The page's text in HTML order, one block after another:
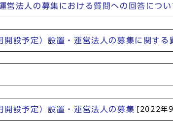
営法人の募集における質問への回答につい
設予定）設置・運営法人の募集に関する
設予定）設置・運営法人の募集 [2022年